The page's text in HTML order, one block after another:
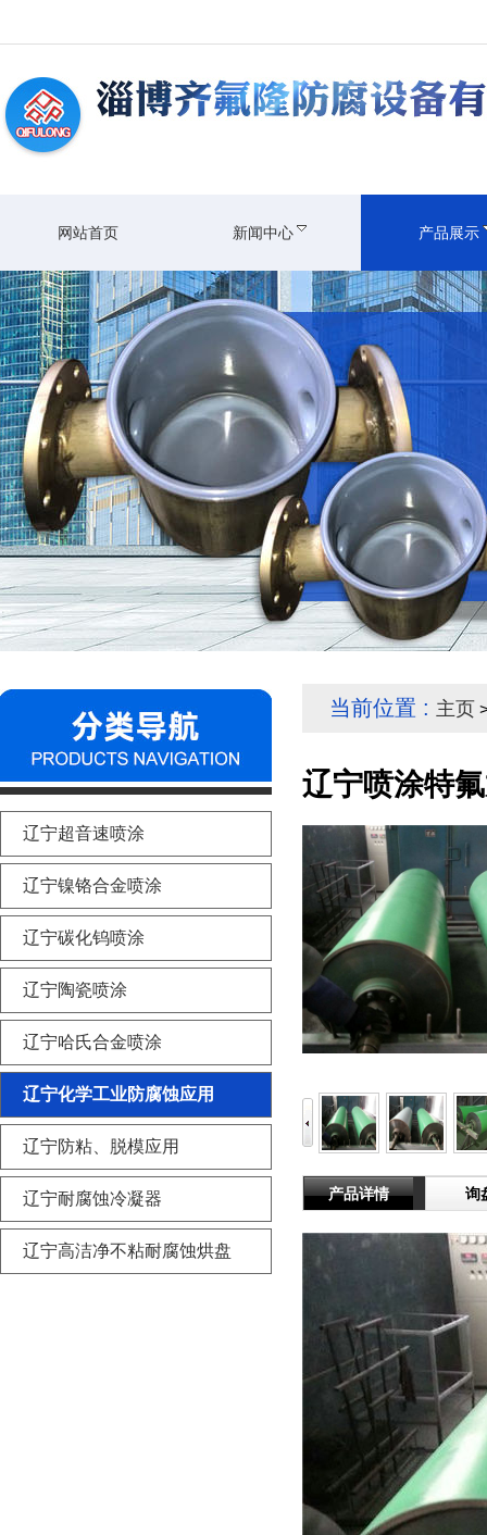
网站首页 新闻中心 产品展示
当前位置 : 主页
辽宁喷涂特
产品详情 询
辽宁超音速喷涂
辽宁镍铬合金喷涂
辽宁碳化钨喷涂
辽宁陶瓷喷涂
辽宁哈氏合金喷涂
辽宁化学工业防腐蚀应用
辽宁防粘、脱模应用
辽宁耐腐蚀冷凝器
辽宁高洁净不粘耐腐蚀烘盘